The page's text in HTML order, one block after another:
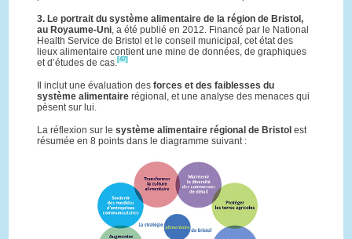
3. Le portrait du système alimentaire de la région de Bristol,
au Royaume-Uni, a été publié en 2012. Financé par le National
Health Service de Bristol et le conseil municipal, cet état des
lieux alimentaire contient une mine de données, de graphiques
et d’études de cas.[47]
Il inclut une évaluation des forces et des faiblesses du
système alimentairerégional, et une analyse des menaces qui
pèsent sur lui.
La réflexion sur le système alimentaire régional de Bristol est
résumée en 8 points dans le diagramme suivant :